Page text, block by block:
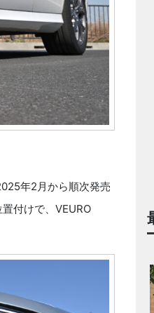
年2月から順次発売
付けで、VEURO